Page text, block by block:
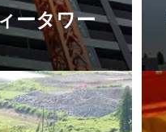
ータワー